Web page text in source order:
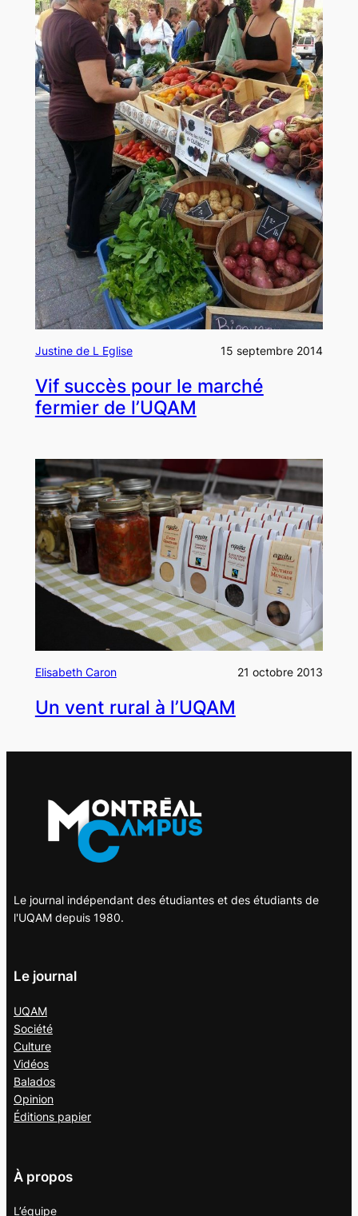
Justine de L Eglise 15 septembre 2014
Vif succès pour le marché
fermier de l’UQAM
Elisabeth Caron 21 octobre 2013
Un vent rural à l’UQAM
Le journal indépendant des étudiantes et des étudiants de
l'UQAM depuis 1980.
Le journal
UQAM
Société
Culture
Vidéos
Balados
Opinion
Éditions papier
À propos
L’équipe